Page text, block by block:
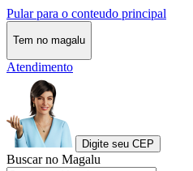
Pular para o conteudo principal
Tem no magalu
Atendimento
Digite seu CEP
Buscar no Magalu